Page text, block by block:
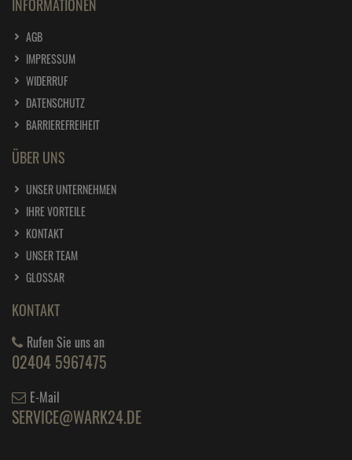
INFORMATIONEN
AGB
IMPRESSUM
WIDERRUF
DATENSCHUTZ
BARRIEREFREIHEIT
ÜBER UNS
UNSER UNTERNEHMEN
IHRE VORTEILE
KONTAKT
UNSER TEAM
GLOSSAR
KONTAKT
Rufen Sie uns an
02404 5967475
E-Mail
SERVICE@WARK24.DE